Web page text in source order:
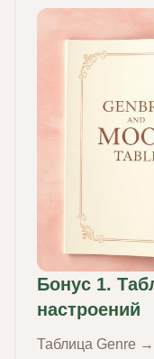
Бонус 1.
настроений
Таблица Genre